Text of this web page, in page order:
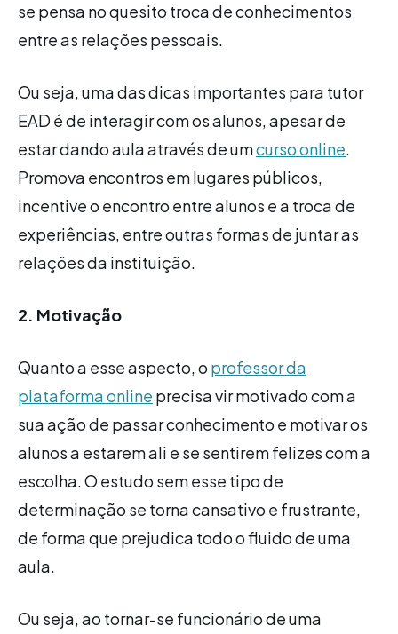
se pensa no quesito troca de conhecimentos
entre as relações pessoais.
Ou seja, uma das dicas importantes para tutor
EAD é de interagir com os alunos, apesar de
estar dando aula através de umcurso online.
Promova encontros em lugares públicos,
incentive o encontro entre alunos e a troca de
experiências, entre outras formas de juntar as
relações da instituição.
2. Motivação
Quanto a esse aspecto, o professor da
plataforma online precisa vir motivado com a
sua ação de passar conhecimento e motivar os
alunos a estarem ali e se sentirem felizes com a
escolha. O estudo sem esse tipo de
determinação se torna cansativo e frustrante,
de forma que prejudica todo o fluido de uma
aula.
Ou seja, ao tornar-se funcionário de uma